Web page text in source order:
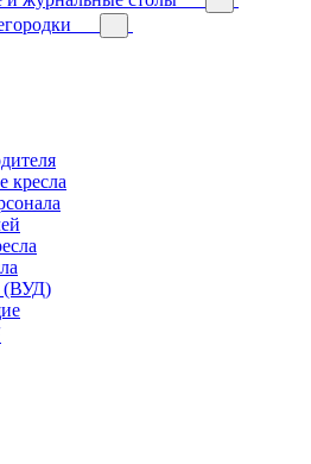
кресла
(ВУД)